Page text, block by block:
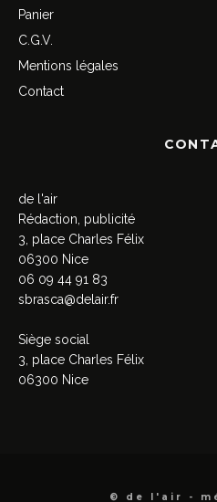
Panier
C.G.V.
Mentions légales
Contact
de l'air
Rédaction, publicité
3, place Charles Félix
06300 Nice
06 09 44 91 83
sbrasca@delair.fr
Siège social
3, place Charles Félix
06300 Nice
© de l'air -